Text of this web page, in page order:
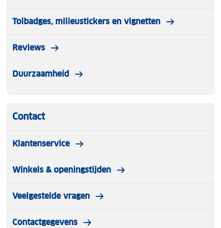
Tolbadges, milieustickers en vignetten
Reviews
Duurzaamheid
Contact
Klantenservice
Winkels & openingstijden
Veelgestelde vragen
Contactgegevens